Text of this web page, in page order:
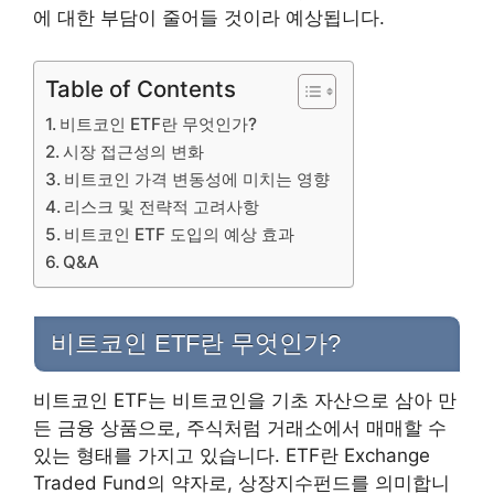
에 대한 부담이 줄어들 것이라 예상됩니다.
Table of Contents
비트코인 ETF란 무엇인가?
시장 접근성의 변화
비트코인 가격 변동성에 미치는 영향
리스크 및 전략적 고려사항
비트코인 ETF 도입의 예상 효과
Q&A
비트코인 ETF란 무엇인가?
비트코인 ETF는 비트코인을 기초 자산으로 삼아 만
든 금융 상품으로, 주식처럼 거래소에서 매매할 수
있는 형태를 가지고 있습니다. ETF란 Exchange
Traded Fund의 약자로, 상장지수펀드를 의미합니